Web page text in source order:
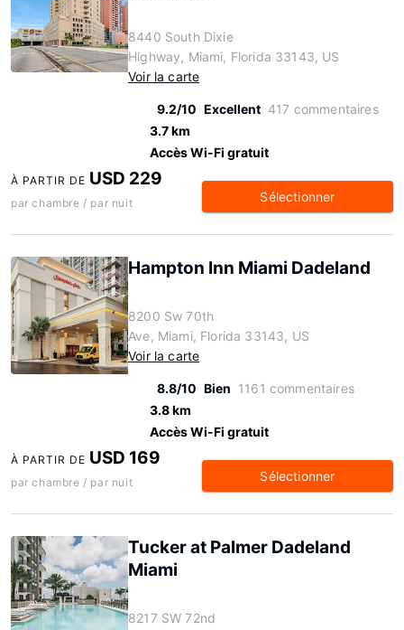
8440 South Dixie
Highway, Miami, Florida 33143, US
Voir la carte
9.2/10 Excellent 417 commentaires
3.7 km
Accès Wi-Fi gratuit
À PARTIR DE USD 229
par chambre / par nuit Sélectionner
Hampton Inn Miami Dadeland
8200 Sw 70th
Ave, Miami, Florida 33143, US
Voir la carte
8.8/10 Bien 1161 commentaires
3.8 km
Accès Wi-Fi gratuit
À PARTIR DE USD 169
par chambre / par nuit Sélectionner
Tucker at Palmer Dadeland
Miami
8217 SW 72nd